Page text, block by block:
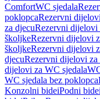
ComfortWC sjedala
poklopcaRezervni
za djecuRezervni dijelovi
školjkeRezervni dijelovi
školjkeRezervni dijelovi
djecuRezervni dijelovi za
dijelovi za WC sjedala
WC sjedala bez poklopca
Konzolni bideiPodni bidei